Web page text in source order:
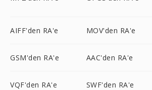
AIFF'den RA'e MOV'den RA'e
GSM'den RA'e AAC'den RA'e
VQF'den RA'e SWF'den RA'e